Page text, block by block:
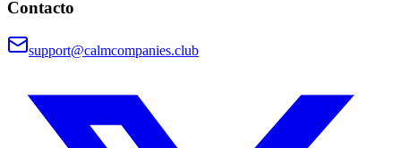
Contacto
support@calmcompanies.club